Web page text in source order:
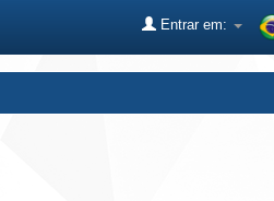
Entrar em: